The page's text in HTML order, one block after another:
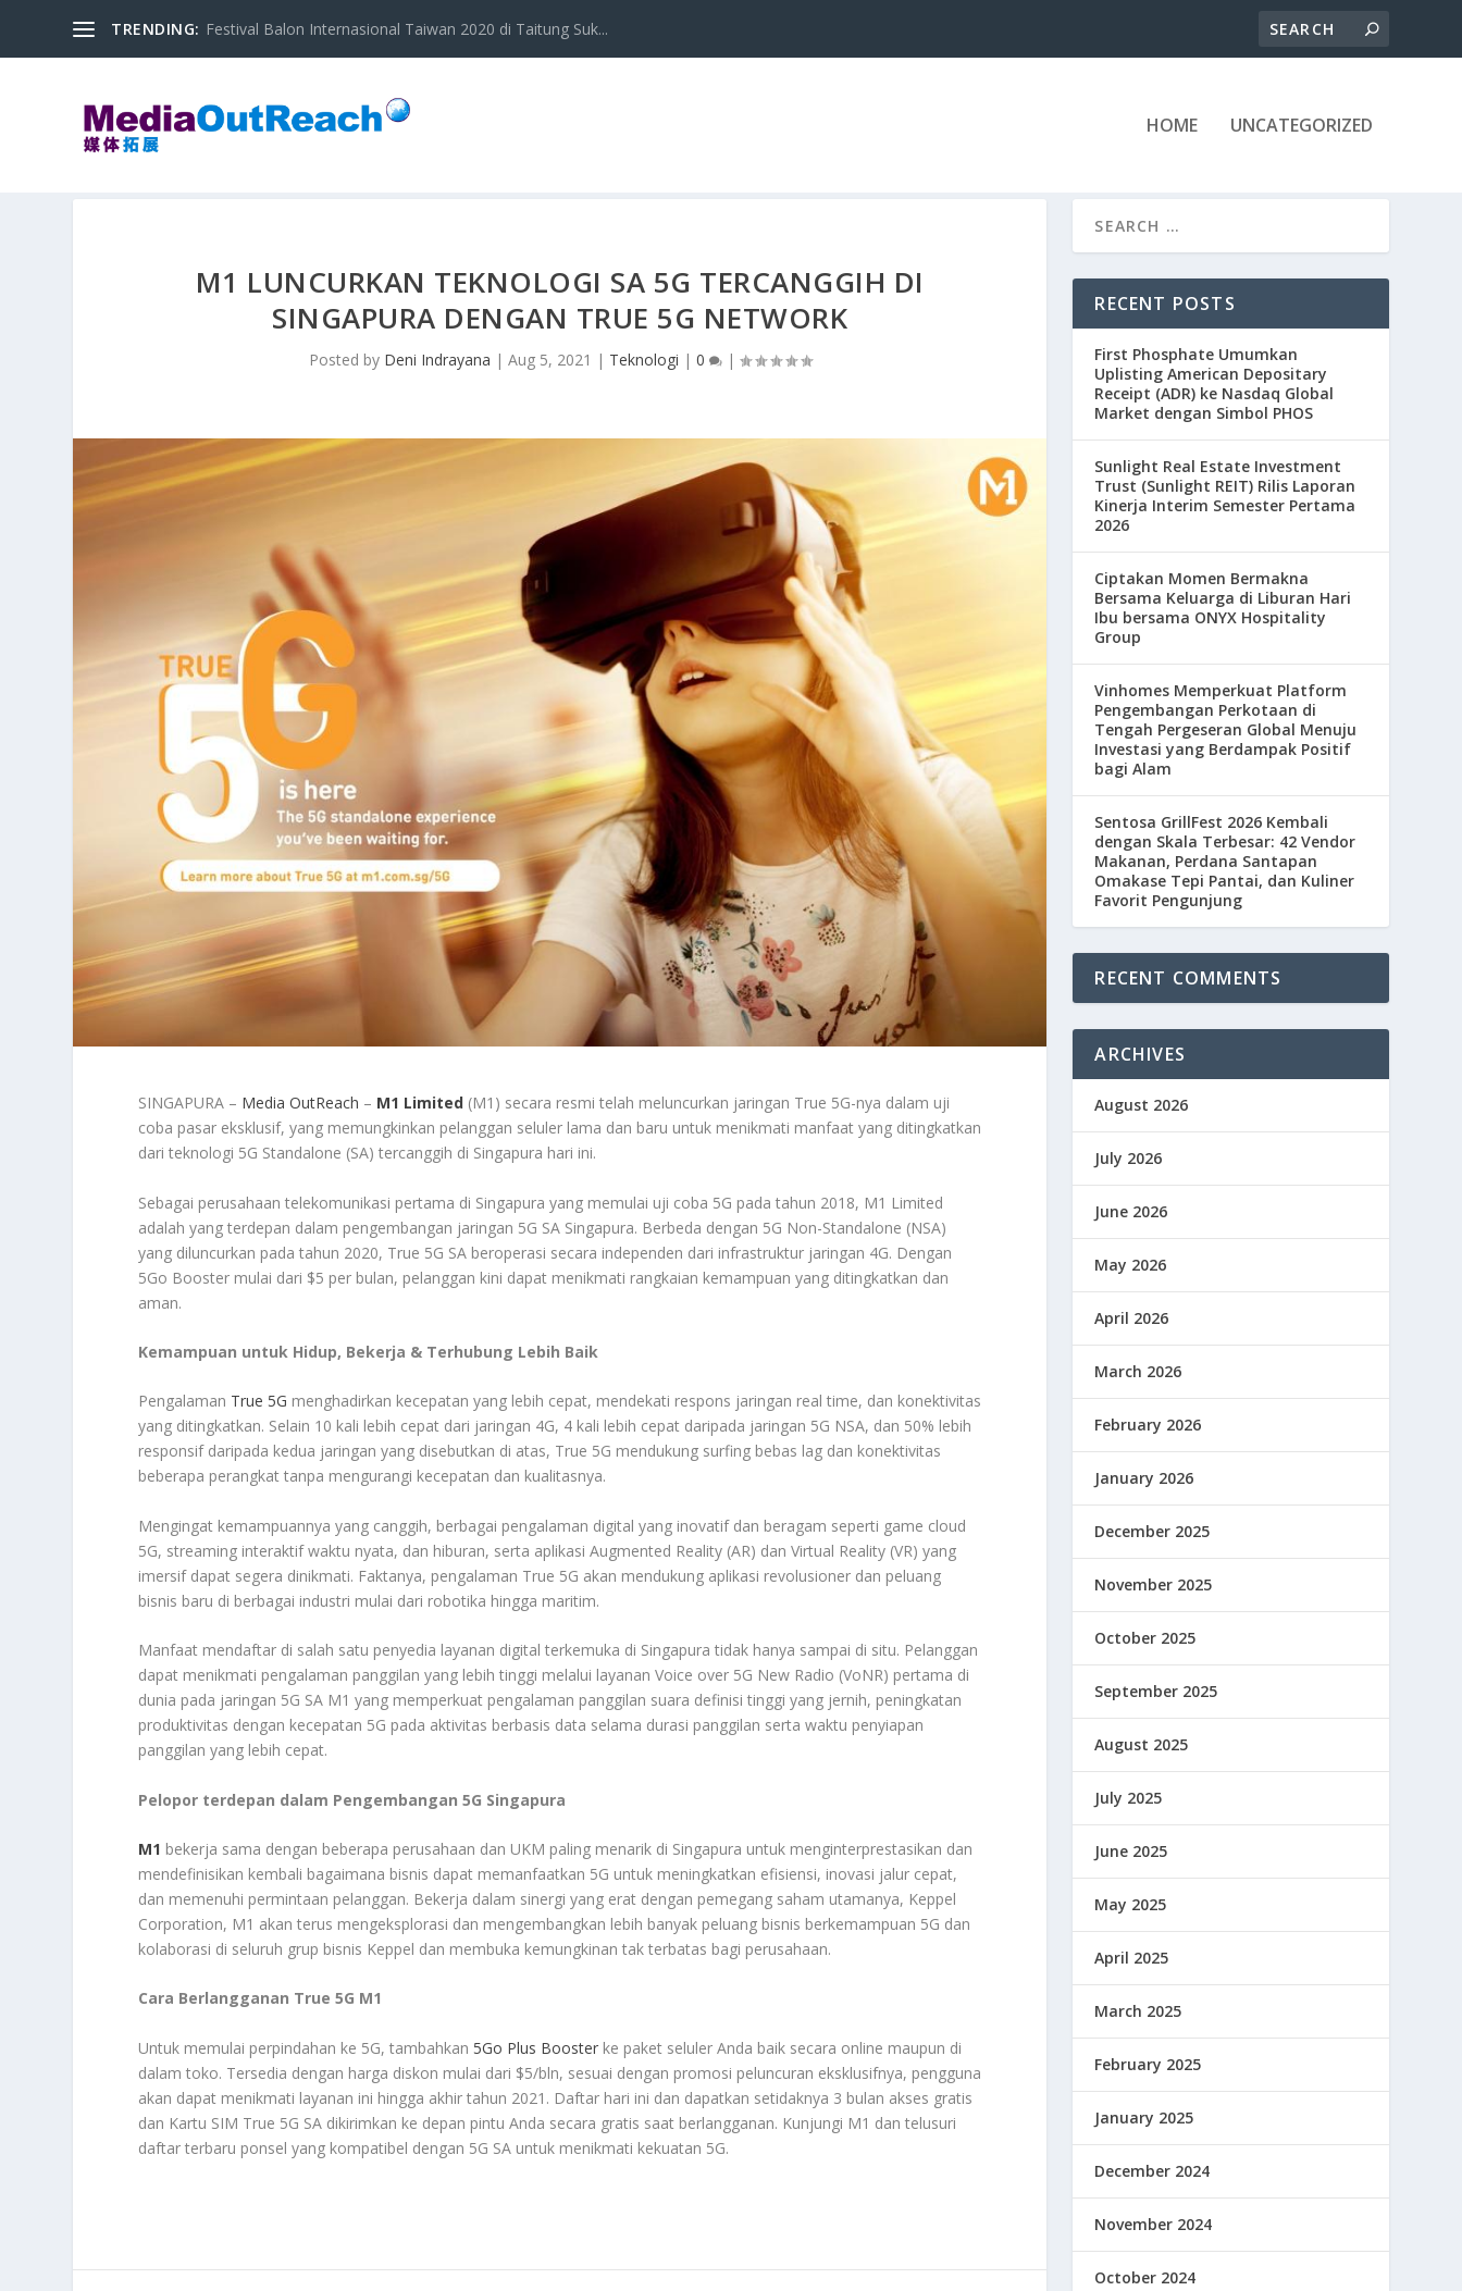
TRENDING: Festival Balon Internasional Taiwan 2020 di Taitung Suk...
HOME UNCATEGORIZED
M1 LUNCURKAN TEKNOLOGI SA 5G TERCANGGIH DI
SINGAPURA DENGAN TRUE 5G NETWORK
Posted by Deni Indrayana | Aug 5, 2021 | Teknologi | 0 |
SINGAPURA – Media OutReach – M1 Limited (M1) secara resmi telah meluncurkan jaringan True 5G-nya dalam uji
coba pasar eksklusif, yang memungkinkan pelanggan seluler lama dan baru untuk menikmati manfaat yang ditingkatkan
dari teknologi 5G Standalone (SA) tercanggih di Singapura hari ini.
Sebagai perusahaan telekomunikasi pertama di Singapura yang memulai uji coba 5G pada tahun 2018, M1 Limited
adalah yang terdepan dalam pengembangan jaringan 5G SA Singapura. Berbeda dengan 5G Non-Standalone (NSA)
yang diluncurkan pada tahun 2020, True 5G SA beroperasi secara independen dari infrastruktur jaringan 4G. Dengan
5Go Booster mulai dari $5 per bulan, pelanggan kini dapat menikmati rangkaian kemampuan yang ditingkatkan dan
aman.
Kemampuan untuk Hidup, Bekerja & Terhubung Lebih Baik
Pengalaman True 5G menghadirkan kecepatan yang lebih cepat, mendekati respons jaringan real time, dan konektivitas
yang ditingkatkan. Selain 10 kali lebih cepat dari jaringan 4G, 4 kali lebih cepat daripada jaringan 5G NSA, dan 50% lebih
responsif daripada kedua jaringan yang disebutkan di atas, True 5G mendukung surfing bebas lag dan konektivitas
beberapa perangkat tanpa mengurangi kecepatan dan kualitasnya.
Mengingat kemampuannya yang canggih, berbagai pengalaman digital yang inovatif dan beragam seperti game cloud
5G, streaming interaktif waktu nyata, dan hiburan, serta aplikasi Augmented Reality (AR) dan Virtual Reality (VR) yang
imersif dapat segera dinikmati. Faktanya, pengalaman True 5G akan mendukung aplikasi revolusioner dan peluang
bisnis baru di berbagai industri mulai dari robotika hingga maritim.
Manfaat mendaftar di salah satu penyedia layanan digital terkemuka di Singapura tidak hanya sampai di situ. Pelanggan
dapat menikmati pengalaman panggilan yang lebih tinggi melalui layanan Voice over 5G New Radio (VoNR) pertama di
dunia pada jaringan 5G SA M1 yang memperkuat pengalaman panggilan suara definisi tinggi yang jernih, peningkatan
produktivitas dengan kecepatan 5G pada aktivitas berbasis data selama durasi panggilan serta waktu penyiapan
panggilan yang lebih cepat.
Pelopor terdepan dalam Pengembangan 5G Singapura
M1 bekerja sama dengan beberapa perusahaan dan UKM paling menarik di Singapura untuk menginterprestasikan dan
mendefinisikan kembali bagaimana bisnis dapat memanfaatkan 5G untuk meningkatkan efisiensi, inovasi jalur cepat,
dan memenuhi permintaan pelanggan. Bekerja dalam sinergi yang erat dengan pemegang saham utamanya, Keppel
Corporation, M1 akan terus mengeksplorasi dan mengembangkan lebih banyak peluang bisnis berkemampuan 5G dan
kolaborasi di seluruh grup bisnis Keppel dan membuka kemungkinan tak terbatas bagi perusahaan.
Cara Berlangganan True 5G M1
Untuk memulai perpindahan ke 5G, tambahkan 5Go Plus Booster ke paket seluler Anda baik secara online maupun di
dalam toko. Tersedia dengan harga diskon mulai dari $5/bln, sesuai dengan promosi peluncuran eksklusifnya, pengguna
akan dapat menikmati layanan ini hingga akhir tahun 2021. Daftar hari ini dan dapatkan setidaknya 3 bulan akses gratis
dan Kartu SIM True 5G SA dikirimkan ke depan pintu Anda secara gratis saat berlangganan. Kunjungi M1 dan telusuri
daftar terbaru ponsel yang kompatibel dengan 5G SA untuk menikmati kekuatan 5G.
RECENT POSTS
First Phosphate Umumkan
Uplisting American Depositary
Receipt (ADR) ke Nasdaq Global
Market dengan Simbol PHOS
Sunlight Real Estate Investment
Trust (Sunlight REIT) Rilis Laporan
Kinerja Interim Semester Pertama
2026
Ciptakan Momen Bermakna
Bersama Keluarga di Liburan Hari
Ibu bersama ONYX Hospitality
Group
Vinhomes Memperkuat Platform
Pengembangan Perkotaan di
Tengah Pergeseran Global Menuju
Investasi yang Berdampak Positif
bagi Alam
Sentosa GrillFest 2026 Kembali
dengan Skala Terbesar: 42 Vendor
Makanan, Perdana Santapan
Omakase Tepi Pantai, dan Kuliner
Favorit Pengunjung
RECENT COMMENTS
ARCHIVES
August 2026
July 2026
June 2026
May 2026
April 2026
March 2026
February 2026
January 2026
December 2025
November 2025
October 2025
September 2025
August 2025
July 2025
June 2025
May 2025
April 2025
March 2025
February 2025
January 2025
December 2024
November 2024
October 2024